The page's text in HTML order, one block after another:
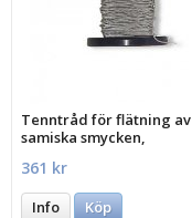
Tenntråd för flätning av
samiska smycken,
361 kr
Info Köp